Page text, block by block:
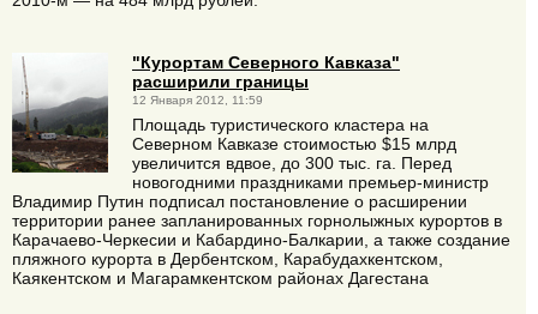
"Курортам Северного Кавказа"
расширили границы
12 Января 2012, 11:59
Площадь туристического кластера на
Северном Кавказе стоимостью $15 млрд
увеличится вдвое, до 300 тыс. га. Перед
новогодними праздниками премьер-министр
Владимир Путин подписал постановление о расширении
территории ранее запланированных горнолыжных курортов в
Карачаево-Черкесии и Кабардино-Балкарии, а также создание
пляжного курорта в Дербентском, Карабудахкентском,
Каякентском и Магарамкентском районах Дагестана